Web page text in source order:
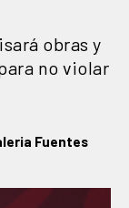
obras y
no violar
Fuentes